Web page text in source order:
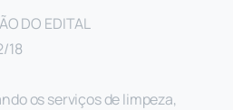
DO EDITAL
18
os serviços de limpeza,